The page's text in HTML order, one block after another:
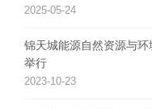
2025-05-24
锦天城能源自然资源与
举行
2023-10-23